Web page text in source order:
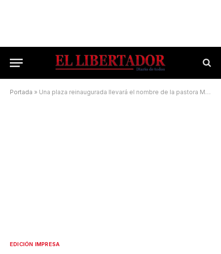
Portada » Una plaza reinaugurada llevará el nombre de la pastora María Markus
EDICIÓN IMPRESA